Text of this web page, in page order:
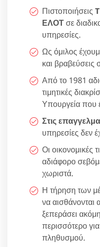
Πιστοποιήσεις
ΕΛΟΤσε
υπηρεσίες.
Ως όμιλος
και βραβεύσεις
Από το 1981
τιμητικές
Υπουργεία που
Στις
υπηρεσίες δεν
Οι οικονομικές
αδιάφορο
χωριστά.
Η τήρηση των
να αισθάνονται
ξεπεράσει
περισσότερο
πληθυσμού.